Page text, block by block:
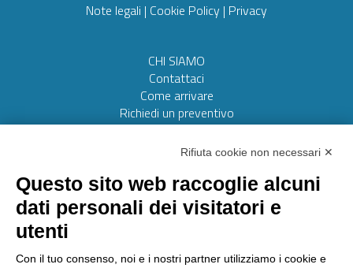
Note legali | Cookie Policy | Privacy
CHI SIAMO
Contattaci
Come arrivare
Richiedi un preventivo
Web realizzato da:Otto srl
AMMINISTRAZIONE TRASPARENTE
Segnalazioni
Rifiuta cookie non necessari ✕
Questo sito web raccoglie alcuni
dati personali dei visitatori e
utenti
Con il tuo consenso, noi e i nostri partner utilizziamo i cookie e